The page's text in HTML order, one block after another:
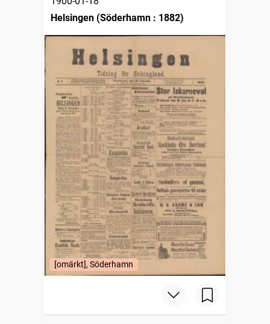
Helsingen (Söderhamn : 1882)
[omärkt], Söderhamn